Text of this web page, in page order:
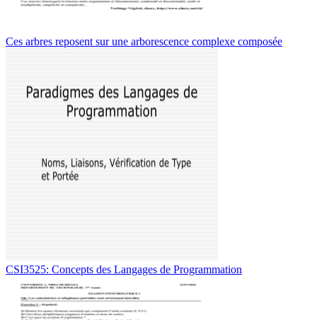
Ces arbres reposent sur une arborescence complexe composée
CSI3525: Concepts des Langages de Programmation